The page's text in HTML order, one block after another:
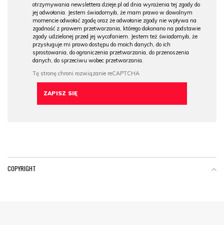
otrzymywania newslettera dzieje.pl od dnia wyrażenia tej zgody do
jej odwołania. Jestem świadomy/a, że mam prawo w dowolnym
momencie odwołać zgodę oraz że odwołanie zgody nie wpływa na
zgodność z prawem przetwarzania, którego dokonano na podstawie
zgody udzielonej przed jej wycofaniem. Jestem też świadomy/a, że
przysługuje mi prawo dostępu do moich danych, do ich
sprostowania, do ograniczenia przetwarzania, do przenoszenia
danych, do sprzeciwu wobec przetwarzania.
COPYRIGHT